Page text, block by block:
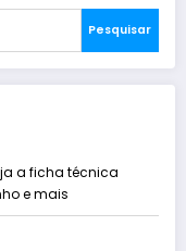
Pesquisar
a ficha técnica
e mais